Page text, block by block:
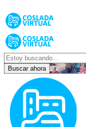
Buscar ahora